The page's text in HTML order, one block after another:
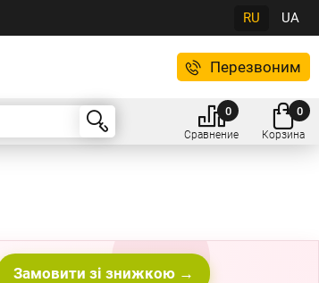
RU UA
Перезвоним
Сравнение
0
Корзина
0
Замовити зі знижкою →